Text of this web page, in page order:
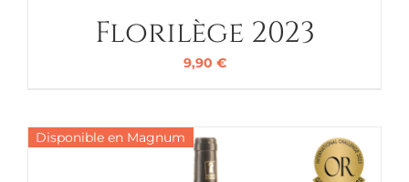
Florilège 2023
9,90 €
Disponible en Magnum